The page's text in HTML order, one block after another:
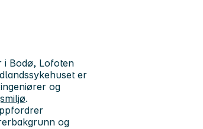
i Bodø, Lofoten
er
og
.
og